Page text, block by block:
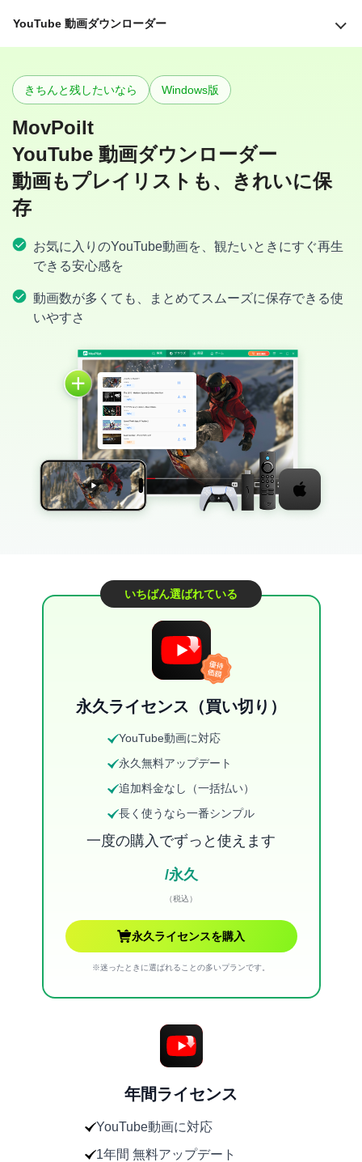
YouTube 動画ダウンローダー
きちんと残したいなら Windows版
MovPoilt
YouTube 動画ダウンローダー
動画もプレイリストも、きれいに保
存
お気に入りのYouTube動画を、観たいときにすぐ再生
できる安心感を
動画数が多くても、まとめてスムーズに保存できる使
いやすさ
年間ライセンス
YouTube動画に対応
1年間 無料アップデート
いちばん選ばれている
永久ライセンス（買い切り）
YouTube動画に対応
永久無料アップデート
追加料金なし（一括払い）
長く使うなら一番シンプル
一度の購入でずっと使えます
/永久
（税込）
永久ライセンスを購入
※迷ったときに選ばれることの多いプランです。